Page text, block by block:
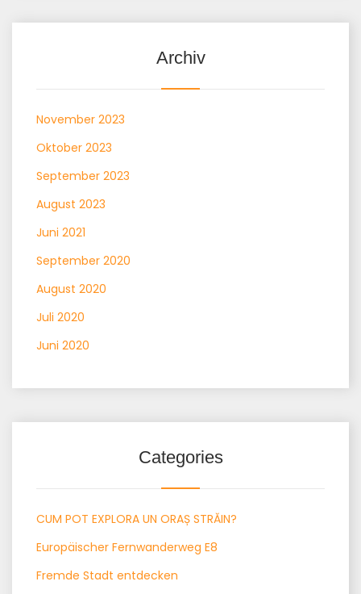
Archiv
November 2023
Oktober 2023
September 2023
August 2023
Juni 2021
September 2020
August 2020
Juli 2020
Juni 2020
Categories
CUM POT EXPLORA UN ORAȘ STRĂIN?
Europäischer Fernwanderweg E8
Fremde Stadt entdecken